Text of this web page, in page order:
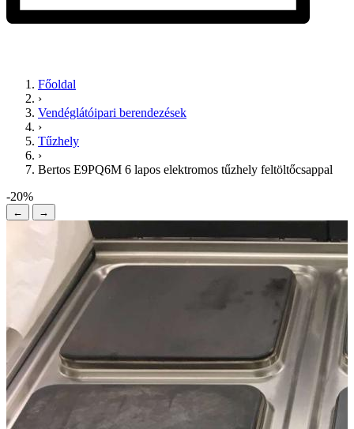
Főoldal
›
Vendéglátóipari berendezések
›
Tűzhely
›
Bertos E9PQ6M 6 lapos elektromos tűzhely feltöltőcsappal
-20%
← →